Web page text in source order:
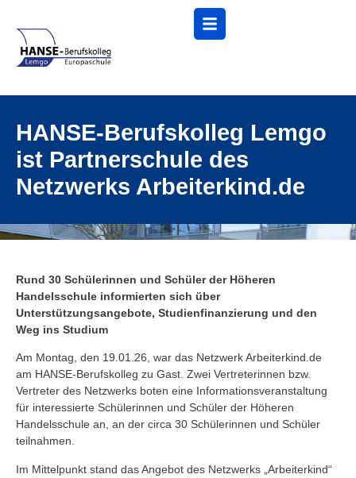
Menü
HANSE-Berufskolleg Lemgo
ist Partnerschule des
Netzwerks Arbeiterkind.de
Rund 30 Schülerinnen und Schüler der Höheren
Handelsschule informierten sich über
Unterstützungsangebote, Studienfinanzierung und den
Weg ins Studium
Am Montag, den 19.01.26, war das Netzwerk Arbeiterkind.de
am HANSE-Berufskolleg zu Gast. Zwei Vertreterinnen bzw.
Vertreter des Netzwerks boten eine Informationsveranstaltung
für interessierte Schülerinnen und Schüler der Höheren
Handelsschule an, an der circa 30 Schülerinnen und Schüler
teilnahmen.
Im Mittelpunkt stand das Angebot des Netzwerks „Arbeiterkind“